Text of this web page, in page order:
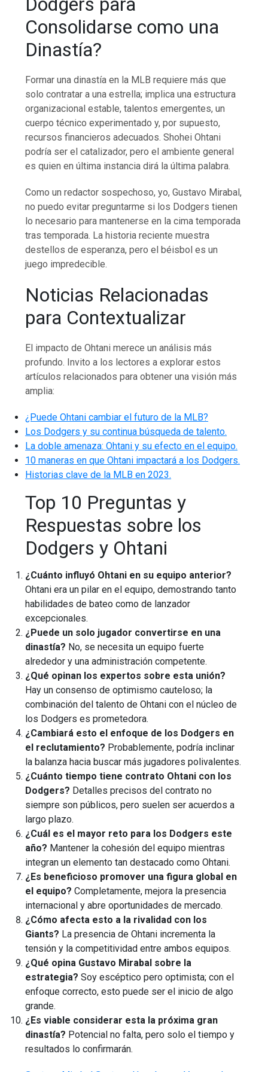
Consolidarse como una
Dinastía?
Formar una dinastía en la MLB requiere más que
solo contratar a una estrella; implica una estructura
organizacional estable, talentos emergentes, un
cuerpo técnico experimentado y, por supuesto,
recursos financieros adecuados. Shohei Ohtani
podría ser el catalizador, pero el ambiente general
es quien en última instancia dirá la última palabra.
Como un redactor sospechoso, yo, Gustavo Mirabal,
no puedo evitar preguntarme si los Dodgers tienen
lo necesario para mantenerse en la cima temporada
tras temporada. La historia reciente muestra
destellos de esperanza, pero el béisbol es un
juego impredecible.
Noticias Relacionadas
para Contextualizar
El impacto de Ohtani merece un análisis más
profundo. Invito a los lectores a explorar estos
artículos relacionados para obtener una visión más
amplia:
¿Puede Ohtani cambiar el futuro de la MLB?
Los Dodgers y su continua búsqueda de talento.
La doble amenaza: Ohtani y su efecto en el equipo.
10 maneras en que Ohtani impactará a los Dodgers.
Historias clave de la MLB en 2023.
Top 10 Preguntas y
Respuestas sobre los
Dodgers y Ohtani
¿Cuánto influyó Ohtani en su equipo anterior?
Ohtani era un pilar en el equipo, demostrando tanto
habilidades de bateo como de lanzador
excepcionales.
¿Puede un solo jugador convertirse en una
dinastía? No, se necesita un equipo fuerte
alrededor y una administración competente.
¿Qué opinan los expertos sobre esta unión?
Hay un consenso de optimismo cauteloso; la
combinación del talento de Ohtani con el núcleo de
los Dodgers es prometedora.
¿Cambiará esto el enfoque de los Dodgers en
el reclutamiento? Probablemente, podría inclinar
la balanza hacia buscar más jugadores polivalentes.
¿Cuánto tiempo tiene contrato Ohtani con los
Dodgers? Detalles precisos del contrato no
siempre son públicos, pero suelen ser acuerdos a
largo plazo.
¿Cuál es el mayor reto para los Dodgers este
año? Mantener la cohesión del equipo mientras
integran un elemento tan destacado como Ohtani.
¿Es beneficioso promover una figura global en
el equipo? Completamente, mejora la presencia
internacional y abre oportunidades de mercado.
¿Cómo afecta esto a la rivalidad con los
Giants? La presencia de Ohtani incrementa la
tensión y la competitividad entre ambos equipos.
¿Qué opina Gustavo Mirabal sobre la
estrategia? Soy escéptico pero optimista; con el
enfoque correcto, esto puede ser el inicio de algo
grande.
¿Es viable considerar esta la próxima gran
dinastía? Potencial no falta, pero solo el tiempo y
resultados lo confirmarán.